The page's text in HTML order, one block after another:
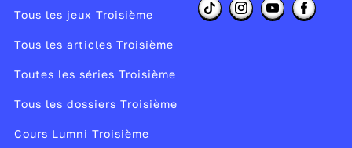
l'historien Pierre Miquel qui revient sur
l'origine du mot «
Grande Guerre.
Producteur :CC&C, idéacom International Inc
Tous les jeux Troisième
Tous les articles Troisième
Toutes les séries Troisième
Tous les dossiers Troisième
Cours Lumni Troisième